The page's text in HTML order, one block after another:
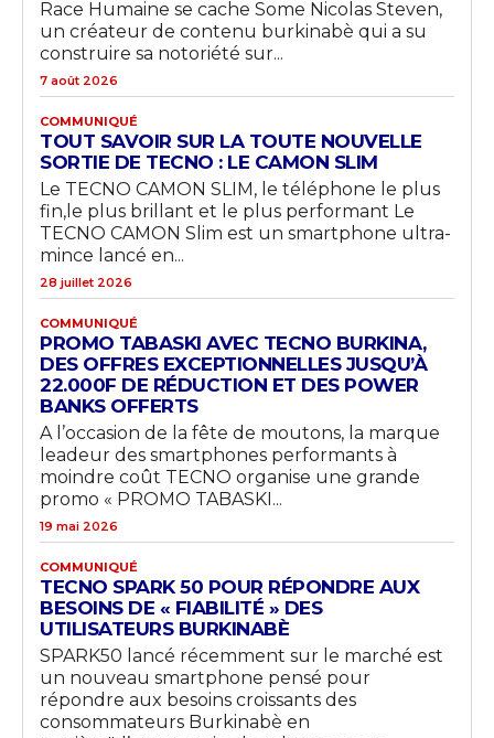
Race Humaine se cache Some Nicolas Steven,
un créateur de contenu burkinabè qui a su
construire sa notoriété sur...
7 août 2026
COMMUNIQUÉ
TOUT SAVOIR SUR LA TOUTE NOUVELLE
SORTIE DE TECNO : LE CAMON SLIM
Le TECNO CAMON SLIM, le téléphone le plus
fin,le plus brillant et le plus performant Le
TECNO CAMON Slim est un smartphone ultra-
mince lancé en...
28 juillet 2026
COMMUNIQUÉ
PROMO TABASKI AVEC TECNO BURKINA,
DES OFFRES EXCEPTIONNELLES JUSQU’À
22.000F DE RÉDUCTION ET DES POWER
BANKS OFFERTS
A l’occasion de la fête de moutons, la marque
leadeur des smartphones performants à
moindre coût TECNO organise une grande
promo « PROMO TABASKI...
19 mai 2026
COMMUNIQUÉ
TECNO SPARK 50 POUR RÉPONDRE AUX
BESOINS DE « FIABILITÉ » DES
UTILISATEURS BURKINABÈ
SPARK50 lancé récemment sur le marché est
un nouveau smartphone pensé pour
répondre aux besoins croissants des
consommateurs Burkinabè en